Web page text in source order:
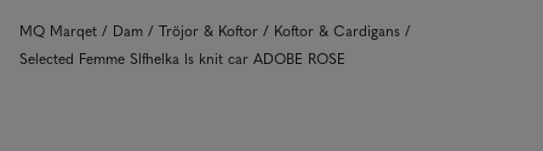
MQ Marqet Dam Tröjor & Koftor
Koftor & Cardigans
Selected Femme Slfhelka ls knit car ADOBE ROSE